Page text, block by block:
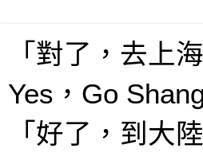
「對了，去上
Yes，Go
「好了，到大